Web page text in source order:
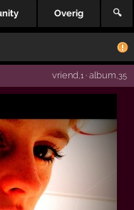
Overig 🔍
vriend ,1· album ,35